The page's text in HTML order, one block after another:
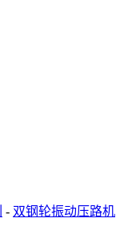
- 双钢轮振动压路机